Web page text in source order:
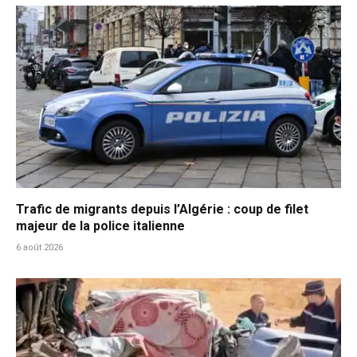
Trafic de migrants depuis l’Algérie : coup de filet
majeur de la police italienne
6 août 2026